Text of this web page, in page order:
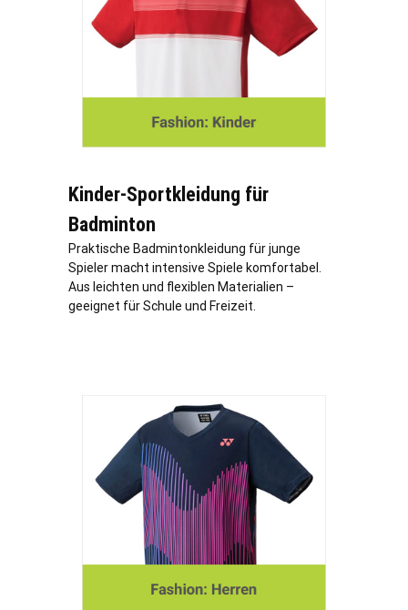
Kinder-Sportkleidung für
Badminton
Praktische Badmintonkleidung für junge
Spieler macht intensive Spiele komfortabel.
Aus leichten und flexiblen Materialien –
geeignet für Schule und Freizeit.